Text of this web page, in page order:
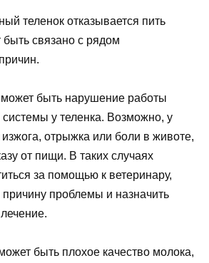
теленок отказывается пить
связано с рядом
быть нарушение работы
у теленка. Возможно, у
отрыжка или боли в животе,
от пищи. В таких случаях
за помощью к ветеринару,
проблемы и назначить
быть плохое качество молока,